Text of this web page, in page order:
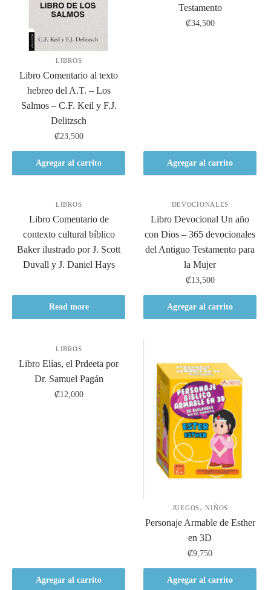
LIBROS
Libro Comentario al texto
hebreo del A.T. – Los
Salmos – C.F. Keil y F.J.
Delitzsch
₡23,500
Agregar al carrito
Testamento
₡34,500
Agregar al carrito
LIBROS
Libro Comentario de
contexto cultural bíblico
Baker ilustrado por J. Scott
Duvall y J. Daniel Hays
Read more
DEVOCIONALES
Libro Devocional Un año
con Dios – 365 devocionales
del Antiguo Testamento para
la Mujer
₡13,500
Agregar al carrito
LIBROS
Libro Elías, el Prdeeta por
Dr. Samuel Pagán
₡12,000
Agregar al carrito
JUEGOS,NIÑOS
Personaje Armable de Esther
en 3D
₡9,750
Agregar al carrito